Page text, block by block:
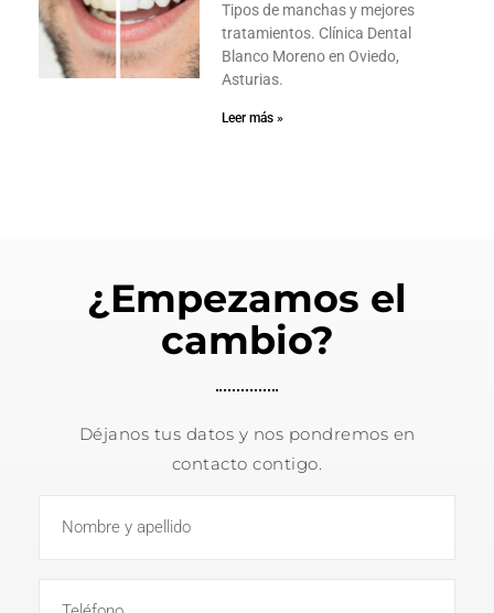
Tipos de manchas y mejores
tratamientos. Clínica Dental
Blanco Moreno en Oviedo,
Asturias.
Leer más »
¿Empezamos el
cambio?
Déjanos tus datos y nos pondremos en
contacto contigo.